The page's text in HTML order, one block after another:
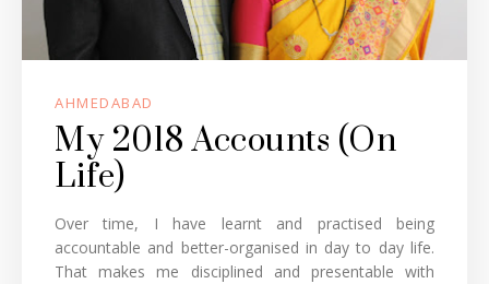
AHMEDABAD
My 2018 Accounts (On
Life)
Over time, I have learnt and practised being
accountable and better-organised in day to day life.
That makes me disciplined and presentable with